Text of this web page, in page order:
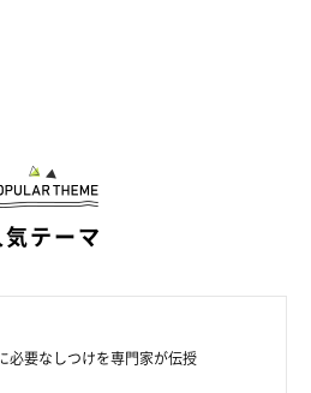
生（防災士 動物福祉活動家）
しよう！ 防災ドリル'20→'21』
・ねこのきもち」で投稿されたもの
テーマ
必要なしつけを専門家が伝授